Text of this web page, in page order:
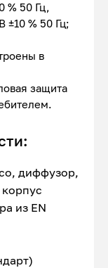
% 50 Гц,
±10 % 50 Гц;
в
защита
диффузор,
из EN